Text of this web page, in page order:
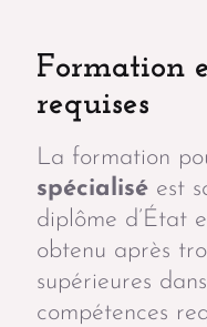
Formation
requises
La formation
spécialisé est
diplôme d’État
obtenu après
supérieures
compétences